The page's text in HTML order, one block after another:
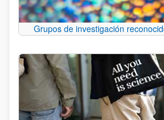
Grupos de investigación